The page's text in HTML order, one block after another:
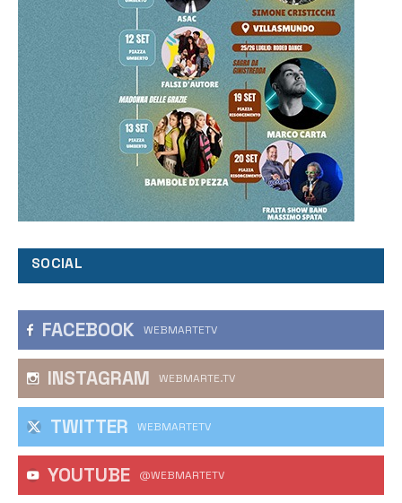
SOCIAL
FACEBOOK WEBMARTETV
INSTAGRAM WEBMARTE.TV
TWITTER WEBMARTETV
YOUTUBE @WEBMARTETV